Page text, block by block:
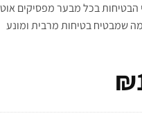
הבטיחות בכל מבער מפסיקים
שמבטיח בטיחות מרבית ומונע
₪